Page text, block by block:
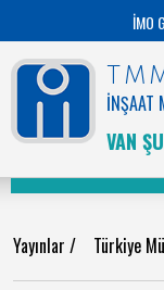
İMO
İNŞAAT
VAN
Yayınlar / Türkiye